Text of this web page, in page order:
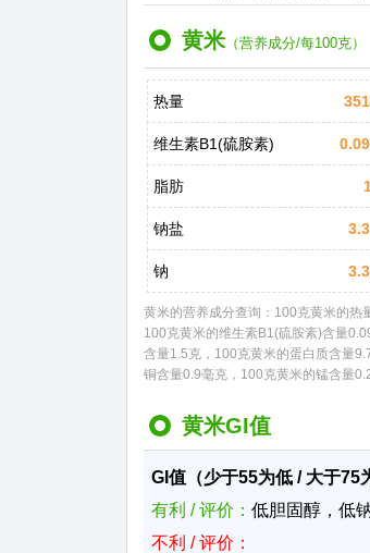
黄米（营养成分/每100克）
热量 351
维生素B1(硫胺素) 0.09
脂肪
钠盐 3.3
钠 3.3
黄米的营养成分查询：100克黄米的热
100克黄米的维生素B1(硫胺素)含量
含量1.5克，100克黄米的蛋白质含量
铜含量0.9毫克，100克黄米的锰含量
黄米GI值
GI值（少于55为低 / 大于75
有利 / 评价： 低胆固醇，低
不利 / 评价：